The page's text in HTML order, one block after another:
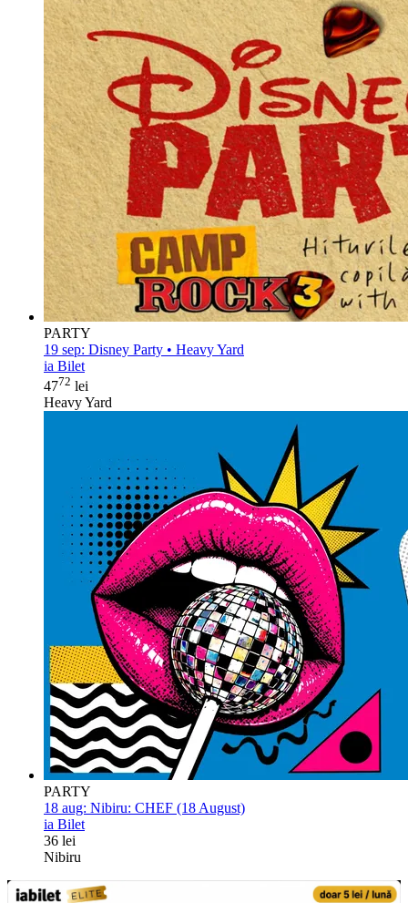
PARTY
19 sep: Disney Party • Heavy Yard
ia Bilet
4772 lei
Heavy Yard
PARTY
18 aug: Nibiru: CHEF (18 August)
ia Bilet
36 lei
Nibiru